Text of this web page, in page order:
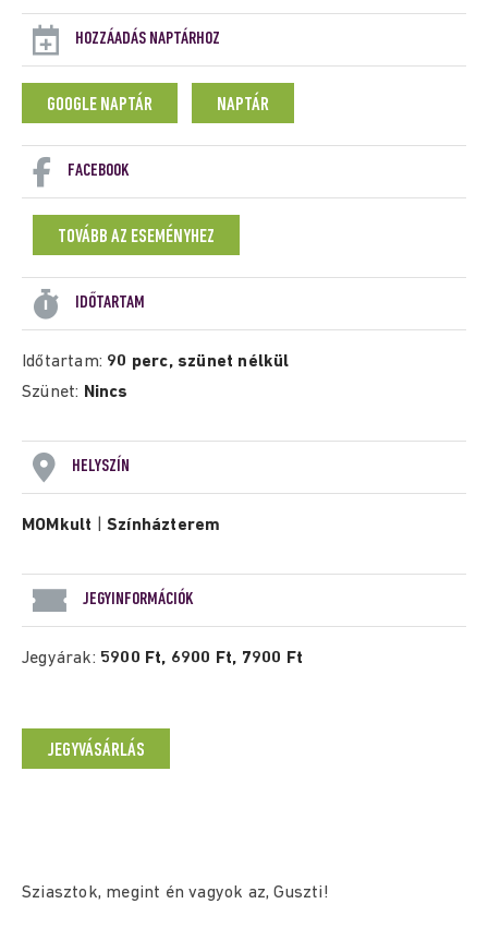
HOZZÁADÁS NAPTÁRHOZ
GOOGLE NAPTÁR NAPTÁR
FACEBOOK
TOVÁBB AZ ESEMÉNYHEZ
IDŐTARTAM
Időtartam: 90 perc, szünet nélkül
Szünet: Nincs
HELYSZÍN
MOMkult |Színházterem
JEGYINFORMÁCIÓK
Jegyárak: 5900 Ft, 6900 Ft, 7900 Ft
JEGYVÁSÁRLÁS
Sziasztok, megint én vagyok az, Guszti!